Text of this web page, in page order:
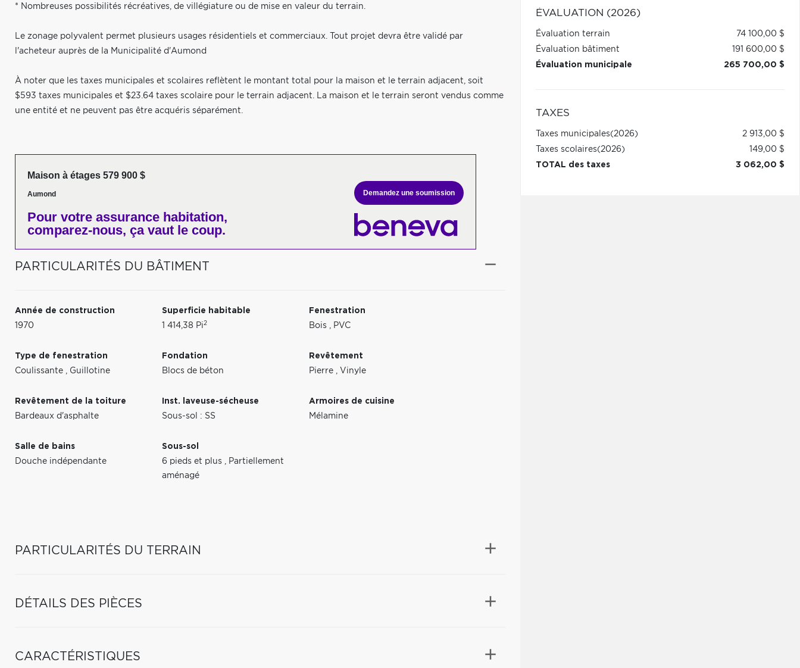
* Nombreuses possibilités récréatives, de villégiature ou de mise en valeur du terrain.
Le zonage polyvalent permet plusieurs usages résidentiels et commerciaux. Tout projet devra être validé par
l'acheteur auprès de la Municipalité d'Aumond
À noter que les taxes municipales et scolaires reflètent le montant total pour la maison et le terrain adjacent, soit
$593 taxes municipales et $23.64 taxes scolaire pour le terrain adjacent. La maison et le terrain seront vendus comme
une entité et ne peuvent pas être acquéris séparément.
Maison à étages 579 900 $
Aumond
Pour votre assurance habitation,
comparez-nous, ça vaut le coup.
Demandez une soumission
PARTICULARITÉS DU BÂTIMENT
Année de construction
1970
Superficie habitable
1 414,38 Pi2
Fenestration
Bois , PVC
Type de fenestration
Coulissante , Guillotine
Fondation
Blocs de béton
Revêtement
Pierre , Vinyle
Revêtement de la toiture
Bardeaux d'asphalte
Inst. laveuse-sécheuse
Sous-sol : SS
Armoires de cuisine
Mélamine
Salle de bains
Douche indépendante
Sous-sol
6 pieds et plus , Partiellement
aménagé
PARTICULARITÉS DU TERRAIN
DÉTAILS DES PIÈCES
CARACTÉRISTIQUES
ÉVALUATION (2026)
Évaluation terrain
74 100,00 $
Évaluation bâtiment
191 600,00 $
Évaluation municipale
265 700,00 $
TAXES
Taxes municipales(2026)
2 913,00 $
Taxes scolaires(2026)
149,00 $
TOTAL des taxes
3 062,00 $